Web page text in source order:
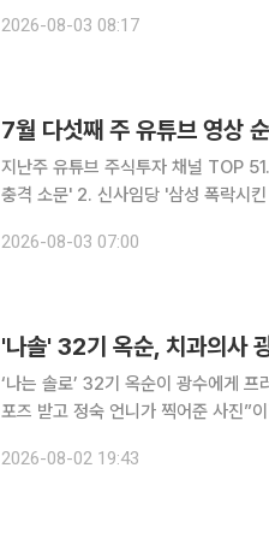
테이지, 170여 팀의 아티스
2026-08-03 08:17
7월 다섯째 주 유튜브 영상
지난주 유튜브 주식투자 채널 TOP
충격 소문' 2. 신사임당 '삼성 폭락시
의 하반기 투자 전략' 5. 부읽남TV_내
2026-08-03 07:00
'나솔' 32기 옥순, 치과의사
‘나는 솔로’ 32기 옥순이 광수에게 프러포즈를 받았다. 1일 옥순은
포즈 받고 정숙 언니가 찍어준 사진”이라는
2026-08-02 19:43